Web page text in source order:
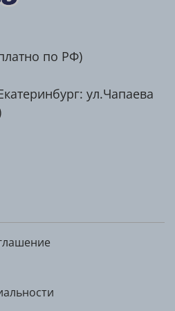
21 г
5 г
белка, сухое
порошок с пониженным
волокна корня
загустители:
камедь),
по РФ)
ул.Чапаева